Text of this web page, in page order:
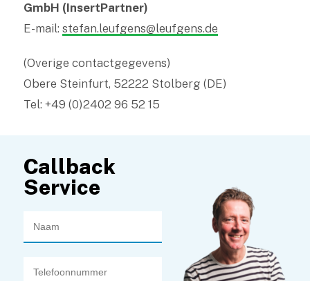
GmbH (InsertPartner)
E-mail: stefan.leufgens@leufgens.de
(Overige contactgegevens)
Obere Steinfurt, 52222 Stolberg (DE)
Tel: +49 (0)2402 96 52 15
Callback
Service